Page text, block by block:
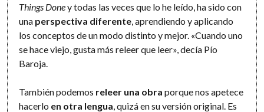
Things Doney todas las veces que lo he leído, ha sido con
una perspectiva diferente , aprendiendo y aplicando
los conceptos de un modo distinto y mejor. «Cuando uno
se hace viejo, gusta más releer que leer», decía Pío
Baroja.
También podemos releer una obra porque nos apetece
hacerlo en otra lengua , quizá en su versión original. Es